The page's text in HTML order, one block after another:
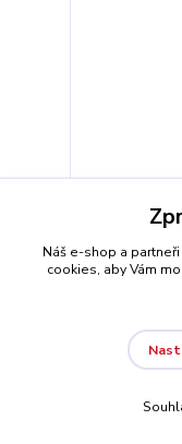
Amix CellUP
Náš e-shop a
cookies, aby Vám